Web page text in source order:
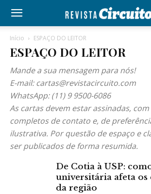
Início ESPAÇO DO LEITOR
ESPAÇO DO LEITOR
Mande a sua mensagem para nós!
E-mail: cartas@revistacircuito.com
WhatsApp: (11) 9 9500-6086
As cartas devem estar assinadas,
completos de contato e, de
ilustrativa. Por questão de espaço e
ser publicados de forma resumida.
De Cotia à USP:
universitária afeta os
da região